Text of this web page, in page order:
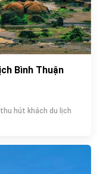
Bình Thuận
hút khách du lịch